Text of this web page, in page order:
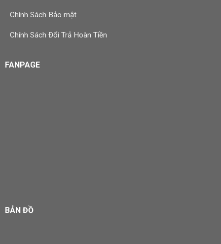
Chính Sách Bảo mật
Chính Sách Đổi Trả Hoàn Tiền
FANPAGE
BẢN ĐỒ